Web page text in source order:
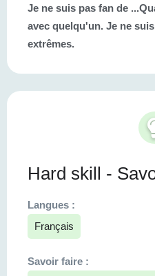
Je ne suis pas fan de ...
avec quelqu'un. Je ne
extrêmes.
Hard skill -
Langues :
Français
Savoir faire :